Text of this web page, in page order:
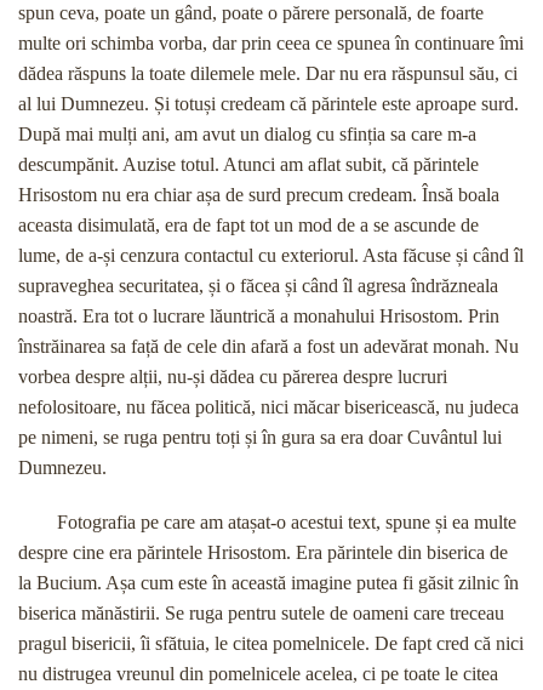
spun ceva, poate un gând, poate o părere personală, de foarte
multe ori schimba vorba, dar prin ceea ce spunea în continuare îmi
dădea răspuns la toate dilemele mele. Dar nu era răspunsul său, ci
al lui Dumnezeu. Și totuși credeam că părintele este aproape surd.
După mai mulți ani, am avut un dialog cu sfinția sa care m-a
descumpănit. Auzise totul. Atunci am aflat subit, că părintele
Hrisostom nu era chiar așa de surd precum credeam. Însă boala
aceasta disimulată, era de fapt tot un mod de a se ascunde de
lume, de a-și cenzura contactul cu exteriorul. Asta făcuse și când îl
supraveghea securitatea, și o făcea și când îl agresa îndrăzneala
noastră. Era tot o lucrare lăuntrică a monahului Hrisostom. Prin
înstrăinarea sa față de cele din afară a fost un adevărat monah. Nu
vorbea despre alții, nu-și dădea cu părerea despre lucruri
nefolositoare, nu făcea politică, nici măcar bisericească, nu judeca
pe nimeni, se ruga pentru toți și în gura sa era doar Cuvântul lui
Dumnezeu.
Fotografia pe care am atașat-o acestui text, spune și ea multe
despre cine era părintele Hrisostom. Era părintele din biserica de
la Bucium. Așa cum este în această imagine putea fi găsit zilnic în
biserica mănăstirii. Se ruga pentru sutele de oameni care treceau
pragul bisericii, îi sfătuia, le citea pomelnicele. De fapt cred că nici
nu distrugea vreunul din pomelnicele acelea, ci pe toate le citea